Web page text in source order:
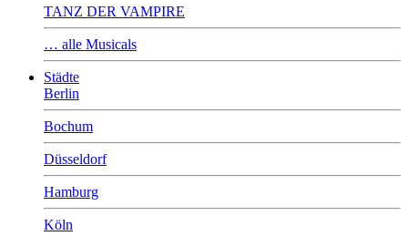
TANZ DER VAMPIRE
… alle Musicals
Städte
Berlin
Bochum
Düsseldorf
Hamburg
Köln